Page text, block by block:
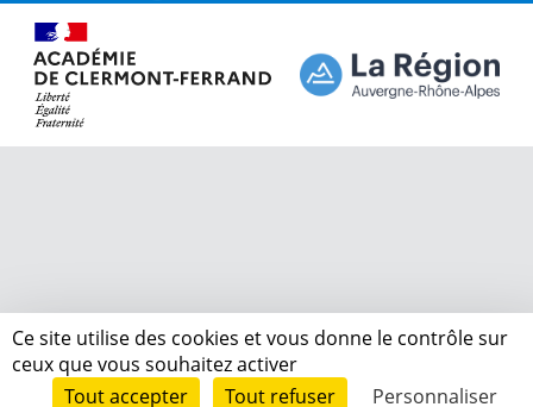
Ce site utilise des cookies et vous donne le contrôle sur
ceux que vous souhaitez activer
Tout accepter
Tout refuser Personnaliser